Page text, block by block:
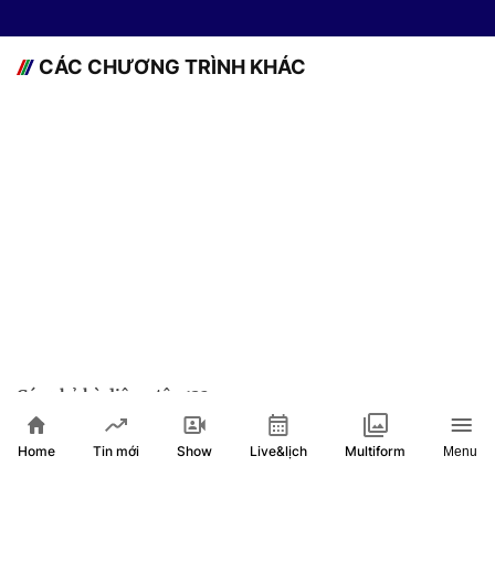
CÁC CHƯƠNG TRÌNH KHÁC
Góc nhỏ kỳ diệu - tập 132
Home Tin mới Show Live&lịch Multiform Menu